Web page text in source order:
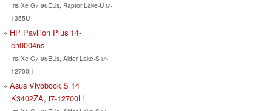
Iris Xe G7 96EUs, Raptor Lake-U i7-
1355U
HP Pavilion Plus 14-
eh0004ns
Iris Xe G7 96EUs, Alder Lake-S i7-
12700H
Asus Vivobook S 14
K3402ZA, i7-12700H